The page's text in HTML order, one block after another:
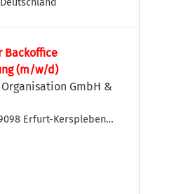
Backoffice
(m/w/d)
Organisation GmbH &
Erfurt-Kerspleben,